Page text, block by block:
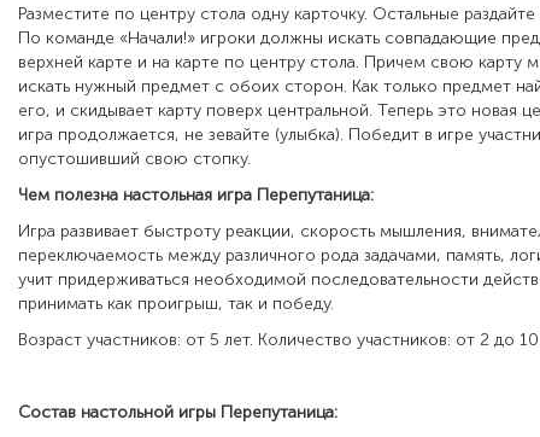
Разместите по центру стола одну карточку. Остальные
По команде «Начали!» игроки должны искать совпадающие
верхней карте и на карте по центру стола. Причем свою карту
искать нужный предмет с обоих сторон. Как только предмет
его, и скидывает карту поверх центральной. Теперь это новая
игра продолжается, не зевайте (улыбка). Победит в игре
опустошивший свою стопку.
Чем полезна настольная игра Перепутаница:
Игра развивает быстроту реакции, скорость мышления,
переключаемость между различного рода задачами, память,
учит придерживаться необходимой последовательности
принимать как проигрыш, так и победу.
Возраст участников: от 5 лет. Количество участников: от 2 до
Состав настольной игры Перепутаница: